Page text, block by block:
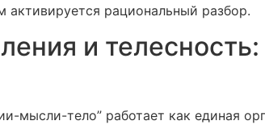
активируется рациональный разбор.
и
мысли-тело” работает как единая